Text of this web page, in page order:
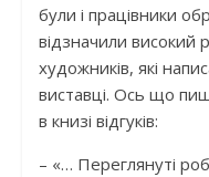
були і працівники
відзначили високий
художників, які
виставці. Ось що
в книзі відгуків:
– «… Переглянуті